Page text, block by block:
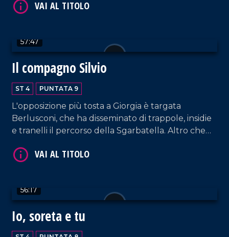
centro dell'attenzione anche la nascita di
57:47
Il compagno Silvio
ST 4 PUNTATA 9
L'opposizione più tosta a Giorgia è targata
Berlusconi, che ha disseminato di trappole, insidie
e tranelli il percorso della Sgarbatella. Altro che
56:17
Io, soreta e tu
VAI AL TITOLO